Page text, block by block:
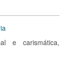
e carismática,